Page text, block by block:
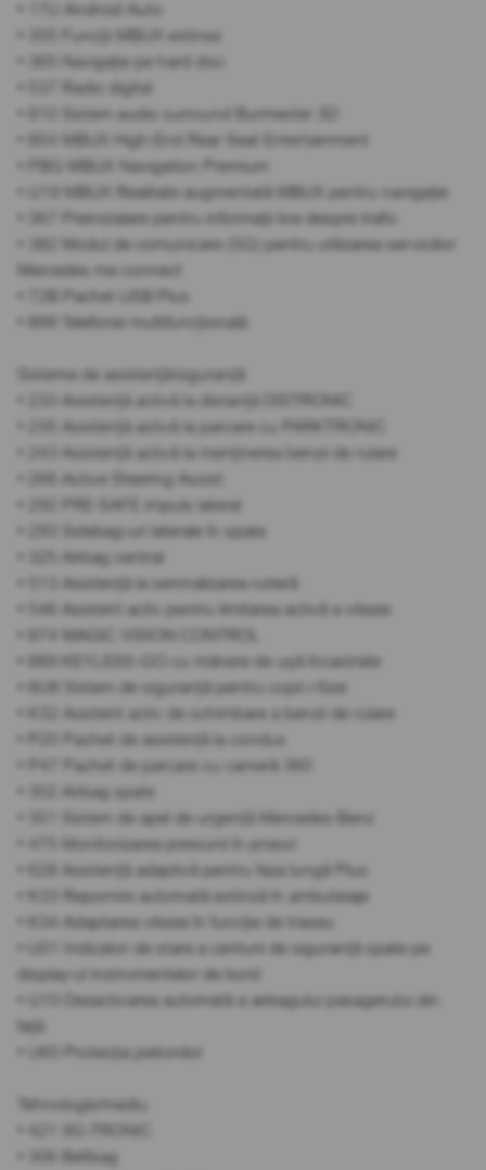
• 17U Android Auto
• 355 Funcții MBUX extinse
• 365 Navigație pe hard disc
• 537 Radio digital
• 810 Sistem audio surround Burmester 3D
• 854 MBUX High-End Rear Seat Entertainment
• PBG MBUX Navigation Premium
• U19 MBUX Realitate augmentată MBUX pentru navigație
• 367 Preinstalare pentru informații live despre trafic
• 382 Modul de comunicare (5G) pentru utilizarea serviciilor
Mercedes me connect
• 72B Pachet USB Plus
• 899 Telefonie multifuncțională
Sisteme de asistență/siguranță
• 233 Asistență activă la distanță DISTRONIC
• 235 Asistență activă la parcare cu PARKTRONIC
• 243 Asistență activă la menținerea benzii de rulare
• 266 Active Steering Assist
• 292 PRE-SAFE impuls lateral
• 293 Sidebag-uri laterale în spate
• 325 Airbag central
• 513 Asistență la semnalizarea rutieră
• 546 Asistent activ pentru limitarea activă a vitezei
• 874 MAGIC VISION CONTROL
• 889 KEYLESS-GO cu mânere de ușă încastrate
• 8U8 Sistem de siguranță pentru copii i-Size
• K32 Asistent activ de schimbare a benzii de rulare
• P20 Pachet de asistență la condus
• P47 Pachet de parcare cu cameră 360
• 302 Airbag spate
• 351 Sistem de apel de urgență Mercedes-Benz
• 475 Monitorizarea presiunii în pneuri
• 628 Asistență adaptivă pentru faza lungă Plus
• K33 Repornire automată extinsă în ambuteiaje
• K34 Adaptarea vitezei în funcție de traseu
• U01 Indicator de stare a centurii de siguranță spate pe
display-ul instrumentelor de bord
• U10 Dezactivarea automată a airbagului pasagerului din
față
• U60 Protecția pietonilor
Tehnologie/mediu
• 421 9G-TRONIC
• 306 Beltbag